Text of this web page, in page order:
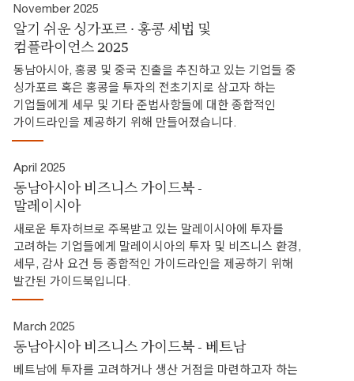
November 2025
알기 쉬운 싱가포르 · 홍콩 세법 및
컴플라이언스 2025
동남아시아, 홍콩 및 중국 진출을 추진하고 있는 기업들 중
싱가포르 혹은 홍콩을 투자의 전초기지로 삼고자 하는
기업들에게 세무 및 기타 준법사항들에 대한 종합적인
가이드라인을 제공하기 위해 만들어졌습니다.
April 2025
동남아시아 비즈니스 가이드북 -
말레이시아
새로운 투자허브로 주목받고 있는 말레이시아에 투자를
고려하는 기업들에게 말레이시아의 투자 및 비즈니스 환경,
세무, 감사 요건 등 종합적인 가이드라인을 제공하기 위해
발간된 가이드북입니다.
March 2025
동남아시아 비즈니스 가이드북 - 베트남
베트남에 투자를 고려하거나 생산 거점을 마련하고자 하는